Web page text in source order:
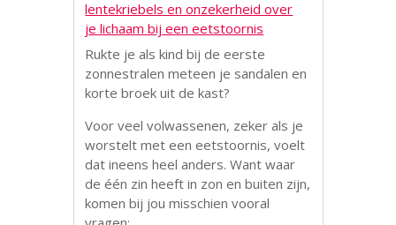
Rukte je als kind bij de eerste
zonnestralen meteen je sandalen en
korte broek uit de kast?
Voor veel volwassenen, zeker als je
worstelt met een eetstoornis, voelt
dat ineens heel anders. Want waar
de één zin heeft in zon en buiten zijn,
komen bij jou misschien vooral